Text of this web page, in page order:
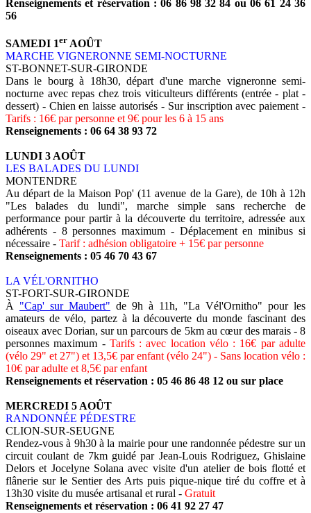
Renseignements et réservation : 06 86 98 32 84 ou 06 61 24 36
56
SAMEDI 1er AOÛT
MARCHE VIGNERONNE SEMI-NOCTURNE
ST-BONNET-SUR-GIRONDE
Dans le bourg à 18h30, départ d'une marche vigneronne semi-
nocturne avec repas chez trois viticulteurs différents (entrée - plat -
dessert) - Chien en laisse autorisés - Sur inscription avec paiement -
Tarifs : 16€ par personne et 9€ pour les 6 à 15 ans
Renseignements : 06 64 38 93 72
LUNDI 3 AOÛT
LES BALADES DU LUNDI
MONTENDRE
Au départ de la Maison Pop' (11 avenue de la Gare), de 10h à 12h
"Les balades du lundi", marche simple sans recherche de
performance pour partir à la découverte du territoire, adressée aux
adhérents - 8 personnes maximum - Déplacement en minibus si
nécessaire - Tarif : adhésion obligatoire + 15€ par personne
Renseignements : 05 46 70 43 67
LA VÉL'ORNITHO
ST-FORT-SUR-GIRONDE
À "Cap' sur Maubert" de 9h à 11h, "La Vél'Ornitho" pour les
amateurs de vélo, partez à la découverte du monde fascinant des
oiseaux avec Dorian, sur un parcours de 5km au cœur des marais - 8
personnes maximum - Tarifs : avec location vélo : 16€ par adulte
(vélo 29" et 27") et 13,5€ par enfant (vélo 24") - Sans location vélo :
10€ par adulte et 8,5€ par enfant
Renseignements et réservation : 05 46 86 48 12 ou sur place
MERCREDI 5 AOÛT
RANDONNÉE PÉDESTRE
CLION-SUR-SEUGNE
Rendez-vous à 9h30 à la mairie pour une randonnée pédestre sur un
circuit coulant de 7km guidé par Jean-Louis Rodriguez, Ghislaine
Delors et Jocelyne Solana avec visite d'un atelier de bois flotté et
flânerie sur le Sentier des Arts puis pique-nique tiré du coffre et à
13h30 visite du musée artisanal et rural - Gratuit
Renseignements et réservation : 06 41 92 27 47